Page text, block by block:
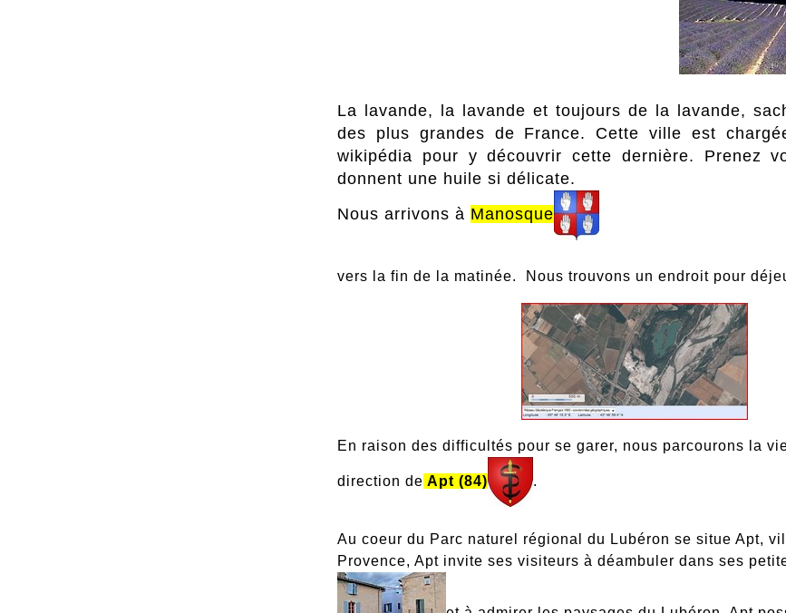
La lavande, la lavande et toujours de la lavande,
des plus grandes de France. Cette ville est
wikipédia pour y découvrir cette dernière. Prenez
donnent une huile si délicate.
Nous arrivons à Manosque
vers la fin de la matinée. Nous trouvons un endroit pour
En raison des difficultés pour se garer, nous parcourons la
direction de Apt (84) .
Au coeur du Parc naturel régional du Lubéron se situe Apt,
Provence, Apt invite ses visiteurs à déambuler dans ses